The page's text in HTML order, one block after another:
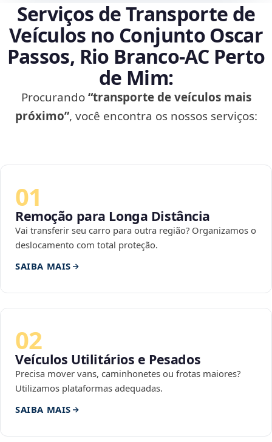
Serviços de Transporte de
Veículos no Conjunto Oscar
Passos, Rio Branco‑AC Perto
de Mim:
Procurando“transporte de veículos mais
próximo”, você encontra os nossos serviços:
01
Remoção para Longa Distância
Vai transferir seu carro para outra região? Organizamos o
deslocamento com total proteção.
SAIBA MAIS
02
Veículos Utilitários e Pesados
Precisa mover vans, caminhonetes ou frotas maiores?
Utilizamos plataformas adequadas.
SAIBA MAIS